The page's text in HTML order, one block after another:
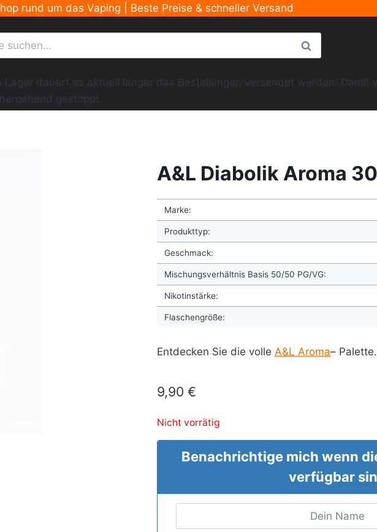
rund um das Vaping | Beste Preise & schneller Versand
Suche
dauert es aktuell länger das Bestellungen versendet werden. Damit
gestoppt.
A&L Diabolik Aroma
Marke:
Produkttyp:
Geschmack:
Mischungsverhältnis Basis 50/50 PG/VG:
Nikotinstärke:
Flaschengröße:
Entdecken Sie die volle A&L Aroma– Palette.
9,90 €
Nicht vorrätig
Benachrichtige mich wenn
verfügbar